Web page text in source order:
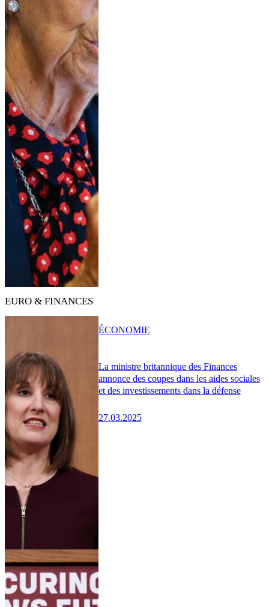
EURO & FINANCES
La ministre britannique des Finances
annonce des coupes dans les aides sociales
et des investissements dans la défense
27.03.2025
ÉCONOMIE